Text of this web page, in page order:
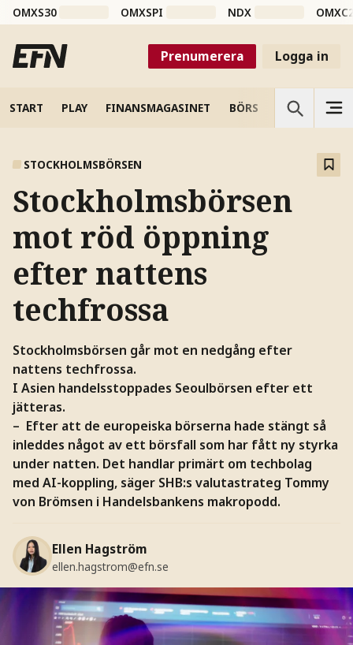
OMXS30 OMXSPI NDX
Prenumerera Logga in
START PLAY FINANSMAGASINET BÖRS VETENSKAP
STOCKHOLMSBÖRSEN
Stockholmsbörsen
mot röd öppning
efter nattens
techfrossa
Stockholmsbörsen går mot en nedgång efter
nattens techfrossa.
I Asien handelsstoppades Seoulbörsen efter ett
jätteras.
– Efter att de europeiska börserna hade stängt så
inleddes något av ett börsfall som har fått ny styrka
under natten. Det handlar primärt om techbolag
med AI-koppling, säger SHB:s valutastrateg Tommy
von Brömsen i Handelsbankens makropodd.
Ellen Hagström
ellen.hagstrom@efn.se